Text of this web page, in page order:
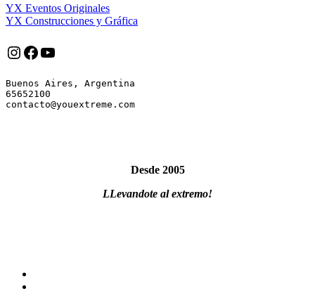
YX Eventos Originales
YX Construcciones y Gráfica
Instagram
Facebook
YouTube
Buenos Aires, Argentina
65652100
Desde 2005
LLevandote al extremo!